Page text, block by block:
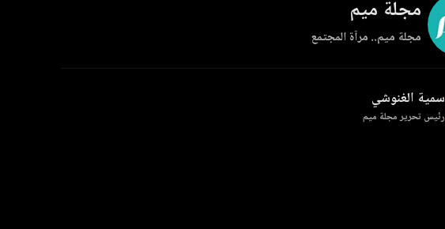
مجلة ميم
مجلة ميم.. مرآة المجتمع
سمية الغنوشي
رئيس تحرير مجلة ميم